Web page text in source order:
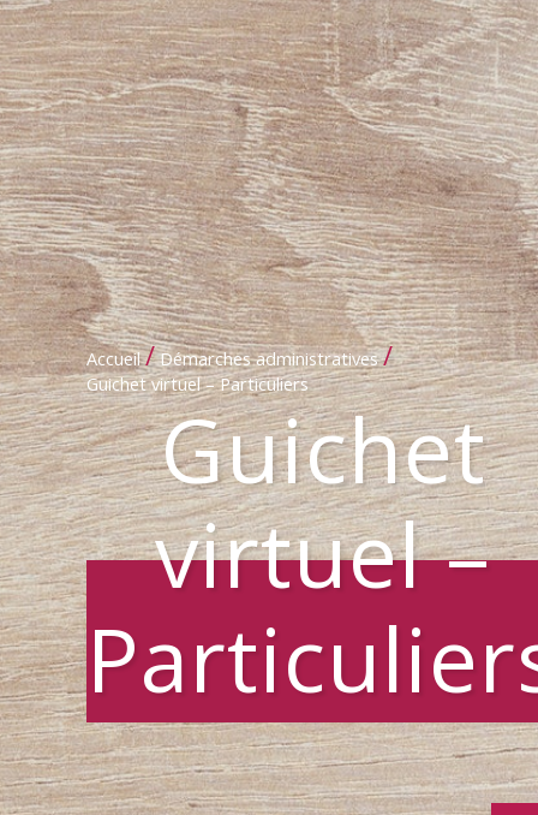
Accueil / Démarches administratives /
Guichet virtuel – Particuliers
Guichet
virtuel –